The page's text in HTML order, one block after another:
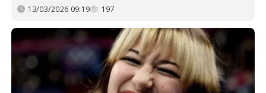
13/03/2026 09:19 197